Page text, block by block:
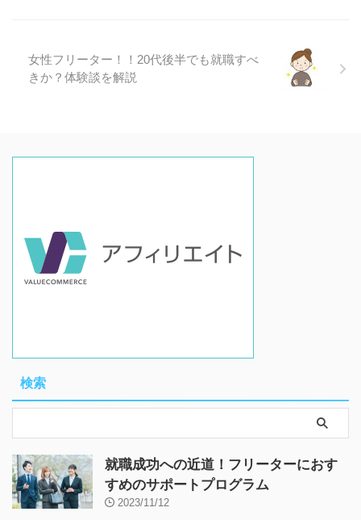
女性フリーター！！20代後半でも就職すべ
きか？体験談を解説
検索
就職成功への近道！フリーターにおす
すめのサポートプログラム
2023/11/12